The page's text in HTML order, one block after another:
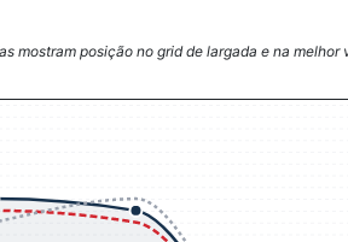
mostram posição no grid de largada e na melhor